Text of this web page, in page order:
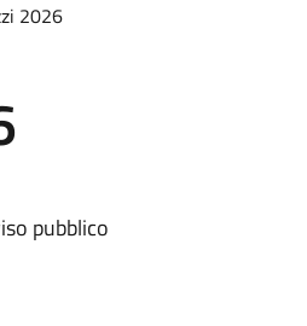
2026
pubblico